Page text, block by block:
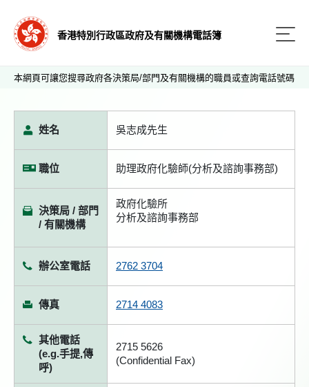
香港特別行政區政府及有關機構電話簿
本網頁可讓您搜尋政府各決策局/部門及有關機構的職員或查詢電話號碼
姓名 吳志成先生
職位 助理政府化驗師(分析及諮詢事務部)
決策局 / 部門
/ 有關機構
政府化驗所
分析及諮詢事務部
辦公室電話 2762 3704
傳真 2714 4083
其他電話
(e.g.手提,傳
呼)
2715 5626
(Confidential Fax)